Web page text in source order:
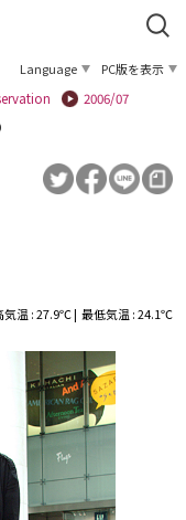
Language
PC版を表示
2006/07
気温 : 27.9℃ | 最低気温 : 24.1℃